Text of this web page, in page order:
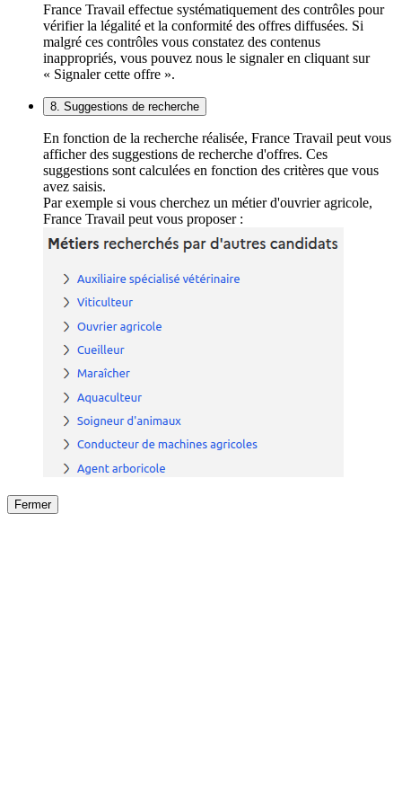
France Travail effectue systématiquement des contrôles pour
vérifier la légalité et la conformité des offres diffusées. Si
malgré ces contrôles vous constatez des contenus
inappropriés, vous pouvez nous le signaler en cliquant sur
« Signaler cette offre ».
8. Suggestions de recherche
En fonction de la recherche réalisée, France Travail peut vous
afficher des suggestions de recherche d'offres. Ces
suggestions sont calculées en fonction des critères que vous
avez saisis.
Par exemple si vous cherchez un métier d'ouvrier agricole,
France Travail peut vous proposer :
Fermer